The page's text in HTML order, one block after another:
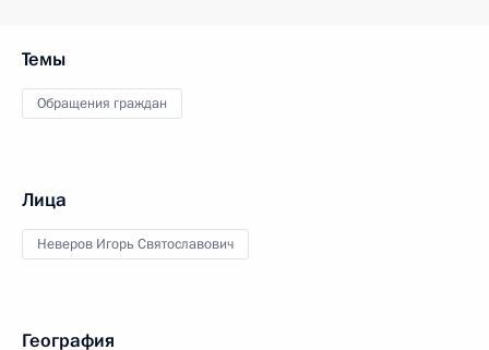
Темы
Обращения граждан
Лица
Неверов Игорь Святославович
География